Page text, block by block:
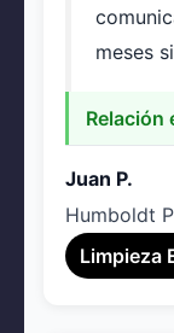
meses
Relación
Juan P.
Humboldt
Limpieza